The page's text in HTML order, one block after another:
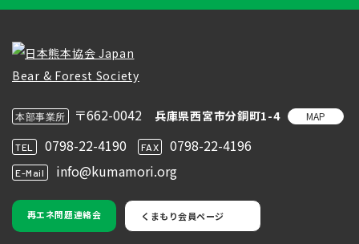
本部事業所 〒662-0042 兵庫県西宮市分銅町1-4 MAP
TEL 0798-22-4190 FAX 0798-22-4196
E-Mail info@kumamori.org
再エネ問題連絡会 くまもり会員ページ